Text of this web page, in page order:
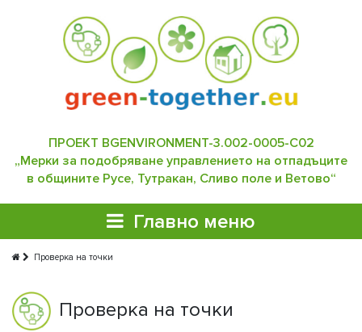
ПРОЕКТ BGENVIRONMENT-3.002-0005-C02
„Мерки за подобряване управлението на отпадъците
в общините Русе, Тутракан, Сливо поле и Ветово“
Главно меню
Проверка на точки
Проверка на точки